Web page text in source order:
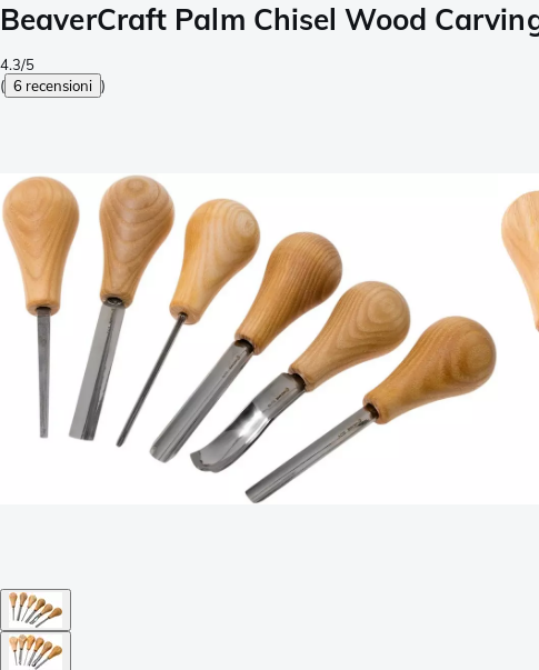
BeaverCraft Palm Chisel Wood
4.3/5
( 6 recensioni )